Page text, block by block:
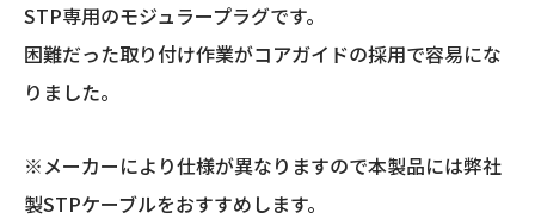
100
個
入
STP専用のモジュラープラグです。
困難だった取り付け作業がコアガイドの採用で容易にな
りました。
※メーカーにより仕様が異なりますので本製品には弊社
製STPケーブルをおすすめします。